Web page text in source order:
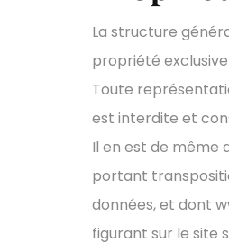
La structure
propriété
Toute
est interdite et
Il en est de même
portant
données, et dont
figurant sur le site